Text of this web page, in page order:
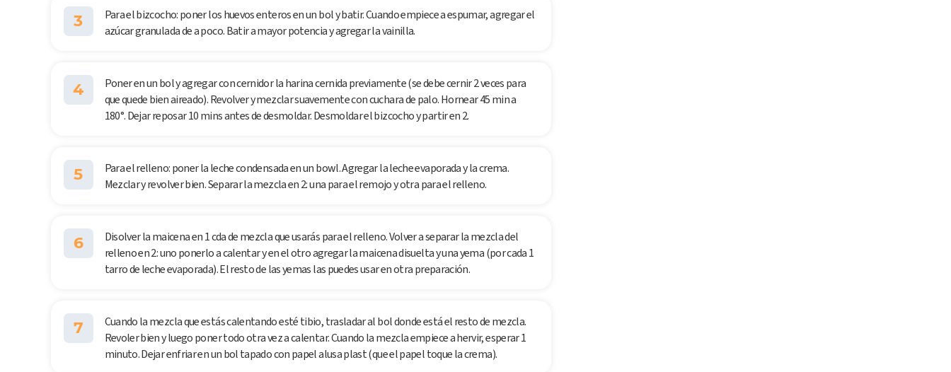
3
Para el bizcocho: poner los huevos enteros en un bol y batir. Cuando empiece a espumar, agregar el
azúcar granulada de a poco. Batir a mayor potencia y agregar la vainilla.
4
Poner en un bol y agregar con cernidor la harina cernida previamente (se debe cernir 2 veces para
que quede bien aireado). Revolver y mezclar suavemente con cuchara de palo. Hornear 45 min a
180°. Dejar reposar 10 mins antes de desmoldar. Desmoldar el bizcocho y partir en 2.
5
Para el relleno: poner la leche condensada en un bowl. Agregar la leche evaporada y la crema.
Mezclar y revolver bien. Separar la mezcla en 2: una para el remojo y otra para el relleno.
6
Disolver la maicena en 1 cda de mezcla que usarás para el relleno. Volver a separar la mezcla del
relleno en 2: uno ponerlo a calentar y en el otro agregar la maicena disuelta y una yema (por cada 1
tarro de leche evaporada). El resto de las yemas las puedes usar en otra preparación.
7
Cuando la mezcla que estás calentando esté tibio, trasladar al bol donde está el resto de mezcla.
Revoler bien y luego poner todo otra vez a calentar. Cuando la mezcla empiece a hervir, esperar 1
minuto. Dejar enfriar en un bol tapado con papel alusa plast (que el papel toque la crema).